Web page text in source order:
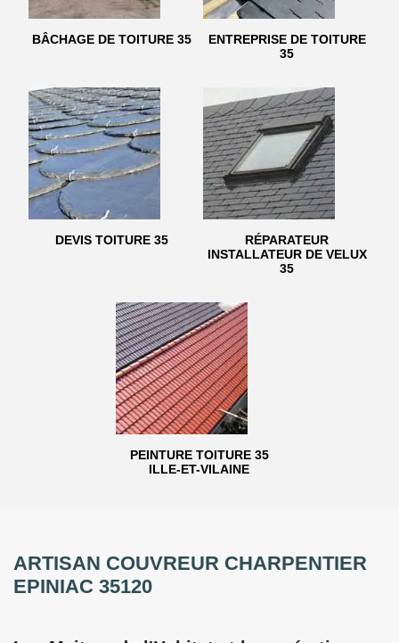
BÂCHAGE DE TOITURE 35
ENTREPRISE DE TOITURE
35
DEVIS TOITURE 35
RÉPARATEUR
INSTALLATEUR DE VELUX
35
PEINTURE TOITURE 35
ILLE-ET-VILAINE
ARTISAN COUVREUR CHARPENTIER
EPINIAC 35120